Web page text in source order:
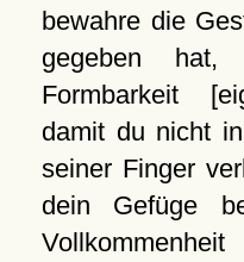
bewahre die
gegeben
Formbarkeit
damit du nicht
seiner Finger
dein Gefüge